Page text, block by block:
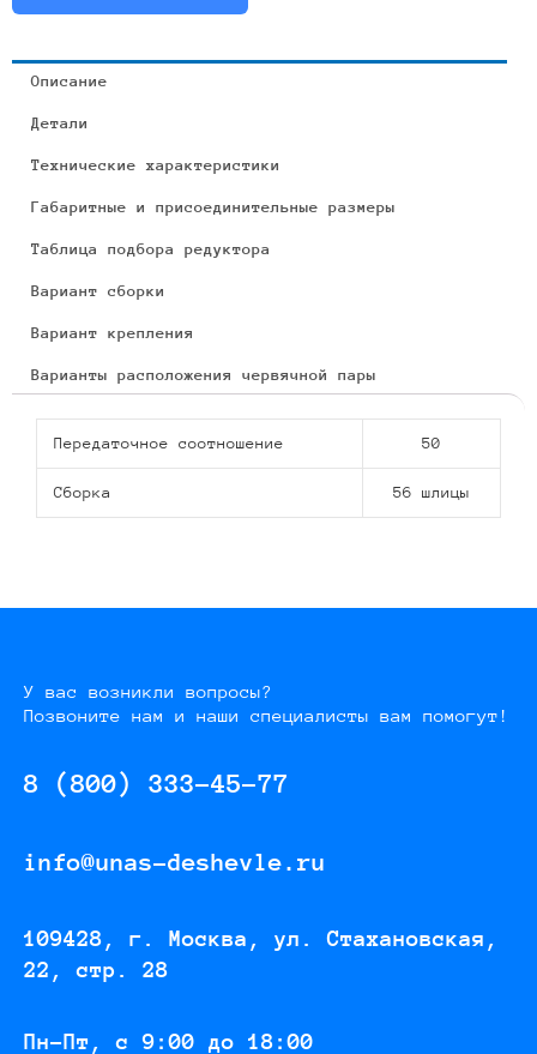
Описание
Детали
Технические характеристики
Габаритные и присоединительные размеры
Таблица подбора редуктора
Вариант сборки
Вариант крепления
Варианты расположения червячной пары
Передаточное соотношение 50
Сборка 56 шлицы
У вас возникли вопросы?
Позвоните нам и наши специалисты вам помогут!
8 (800) 333-45-77
info@unas-deshevle.ru
109428, г. Москва, ул. Стахановская,
22, стр. 28
Пн-Пт, с 9:00 до 18:00